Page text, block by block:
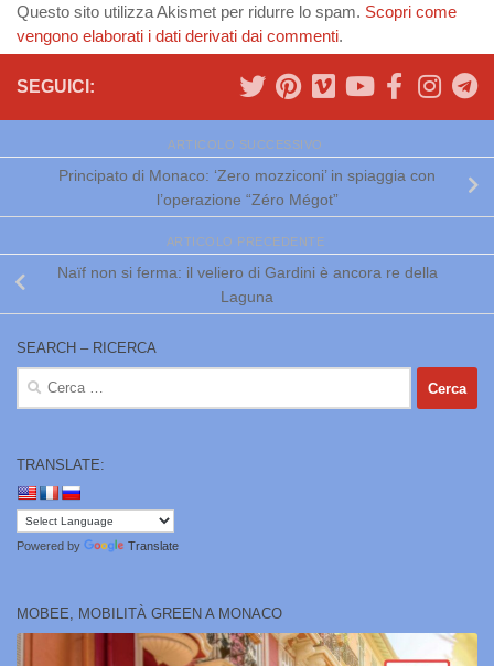
Questo sito utilizza Akismet per ridurre lo spam. Scopri come
vengono elaborati i dati derivati dai commenti.
SEGUICI:
ARTICOLO SUCCESSIVO
Principato di Monaco: ‘Zero mozziconi’ in spiaggia con
l’operazione “Zéro Mégot”
ARTICOLO PRECEDENTE
Naïf non si ferma: il veliero di Gardini è ancora re della
Laguna
SEARCH – RICERCA
Ricerca
per:
TRANSLATE:
Powered by Translate
MOBEE, MOBILITÀ GREEN A MONACO